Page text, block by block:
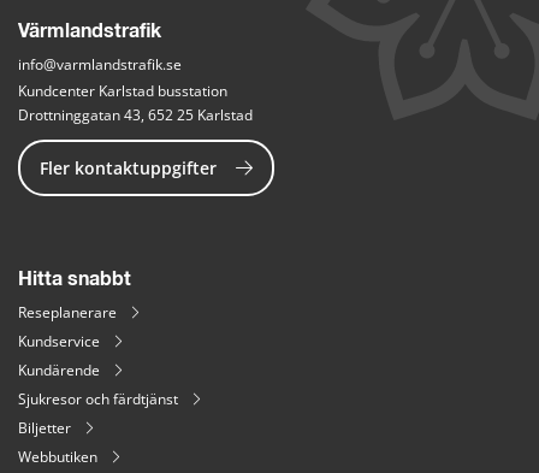
Värmlandstrafik
info@varmlandstrafik.se
Kundcenter Karlstad busstation
Drottninggatan 43, 652 25 Karlstad
Fler kontaktuppgifter
Hitta snabbt
Reseplanerare
Kundservice
Kundärende
Sjukresor och färdtjänst
Biljetter
Webbutiken